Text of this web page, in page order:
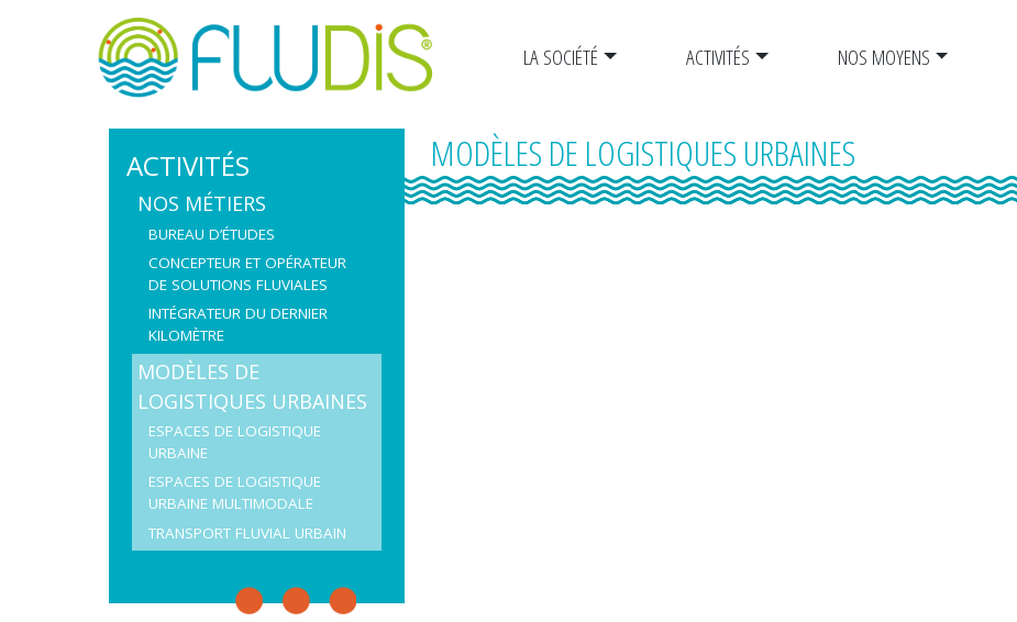
LA SOCIÉTÉ ACTIVITÉS NOS MOYENS
ACTIVITÉS
NOS MÉTIERS
BUREAU D’ÉTUDES
CONCEPTEUR ET OPÉRATEUR
DE SOLUTIONS FLUVIALES
INTÉGRATEUR DU DERNIER
KILOMÈTRE
MODÈLES DE
LOGISTIQUES URBAINES
ESPACES DE LOGISTIQUE
URBAINE
ESPACES DE LOGISTIQUE
URBAINE MULTIMODALE
TRANSPORT FLUVIAL URBAIN
MODÈLES DE LOGISTIQUES URBAINES